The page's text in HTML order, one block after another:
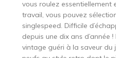
vous roulez essentiellement
travail, vous pouvez
singlespeed. Difficile
depuis une dix ans d’année
vintage guéri à la saveur du